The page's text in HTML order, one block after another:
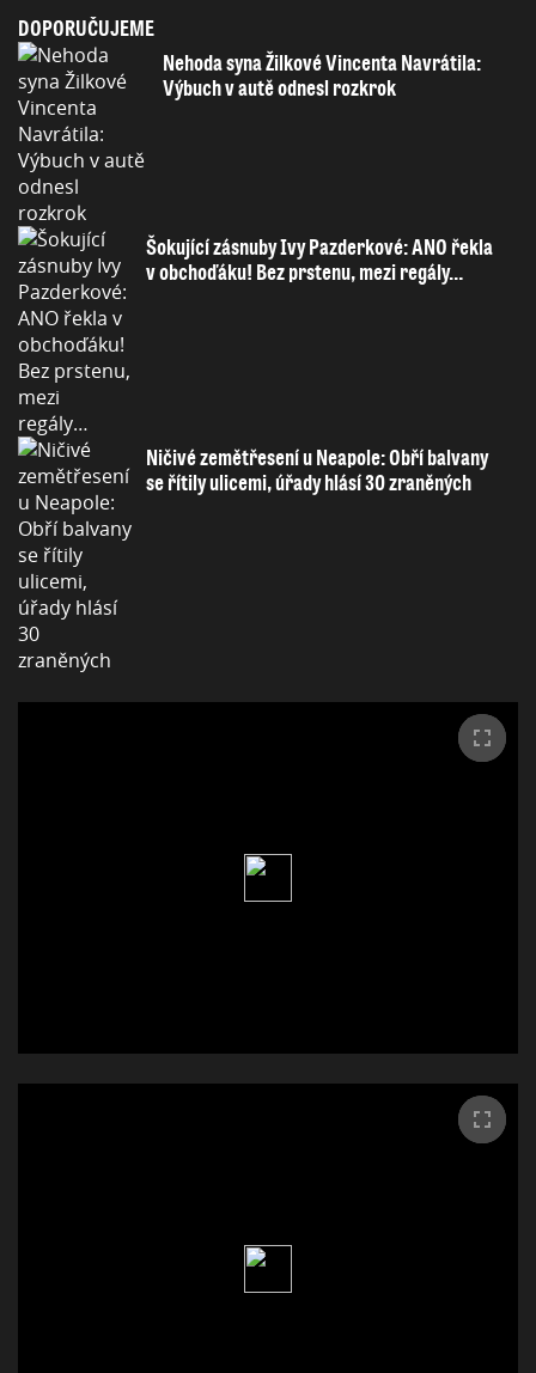
DOPORUČUJEME
Nehoda syna Žilkové Vincenta Navrátila:
Výbuch v autě odnesl rozkrok
Šokující zásnuby Ivy Pazderkové: ANO řekla
v obchoďáku! Bez prstenu, mezi regály…
Ničivé zemětřesení u Neapole: Obří balvany
se řítily ulicemi, úřady hlásí 30 zraněných